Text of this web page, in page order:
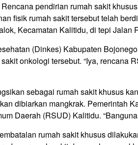
pendirian rumah sakit
fisik rumah sakit tersebut telah
Kecamatan Kalitidu, di tepi Jalan
(Dinkes) Kabupaten
onkologi tersebut. “Iya, rencana
sebagai rumah sakit khusus
dibiarkan mangkrak. Pemerintah
Daerah (RSUD) Kalitidu.
rumah sakit khusus